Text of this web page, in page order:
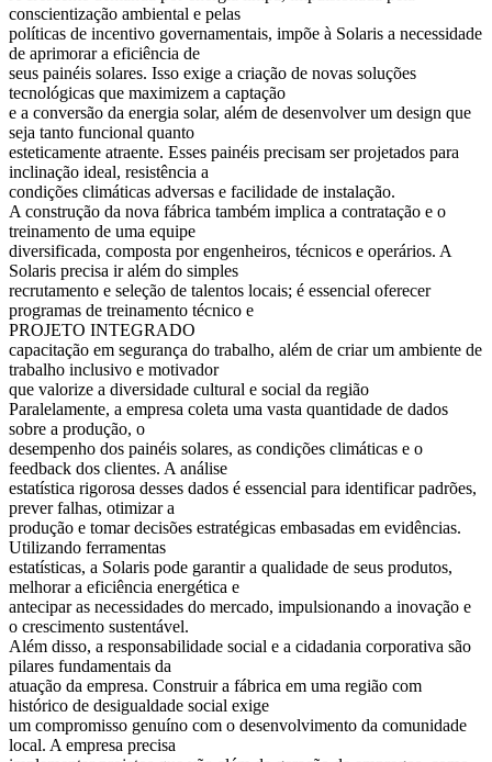
conscientização ambiental e pelas
políticas de incentivo governamentais, impõe à Solaris a necessidade
de aprimorar a eficiência de
seus painéis solares. Isso exige a criação de novas soluções
tecnológicas que maximizem a captação
e a conversão da energia solar, além de desenvolver um design que
seja tanto funcional quanto
esteticamente atraente. Esses painéis precisam ser projetados para
inclinação ideal, resistência a
condições climáticas adversas e facilidade de instalação.
A construção da nova fábrica também implica a contratação e o
treinamento de uma equipe
diversificada, composta por engenheiros, técnicos e operários. A
Solaris precisa ir além do simples
recrutamento e seleção de talentos locais; é essencial oferecer
programas de treinamento técnico e
PROJETO INTEGRADO
capacitação em segurança do trabalho, além de criar um ambiente de
trabalho inclusivo e motivador
que valorize a diversidade cultural e social da região
Paralelamente, a empresa coleta uma vasta quantidade de dados
sobre a produção, o
desempenho dos painéis solares, as condições climáticas e o
feedback dos clientes. A análise
estatística rigorosa desses dados é essencial para identificar padrões,
prever falhas, otimizar a
produção e tomar decisões estratégicas embasadas em evidências.
Utilizando ferramentas
estatísticas, a Solaris pode garantir a qualidade de seus produtos,
melhorar a eficiência energética e
antecipar as necessidades do mercado, impulsionando a inovação e
o crescimento sustentável.
Além disso, a responsabilidade social e a cidadania corporativa são
pilares fundamentais da
atuação da empresa. Construir a fábrica em uma região com
histórico de desigualdade social exige
um compromisso genuíno com o desenvolvimento da comunidade
local. A empresa precisa